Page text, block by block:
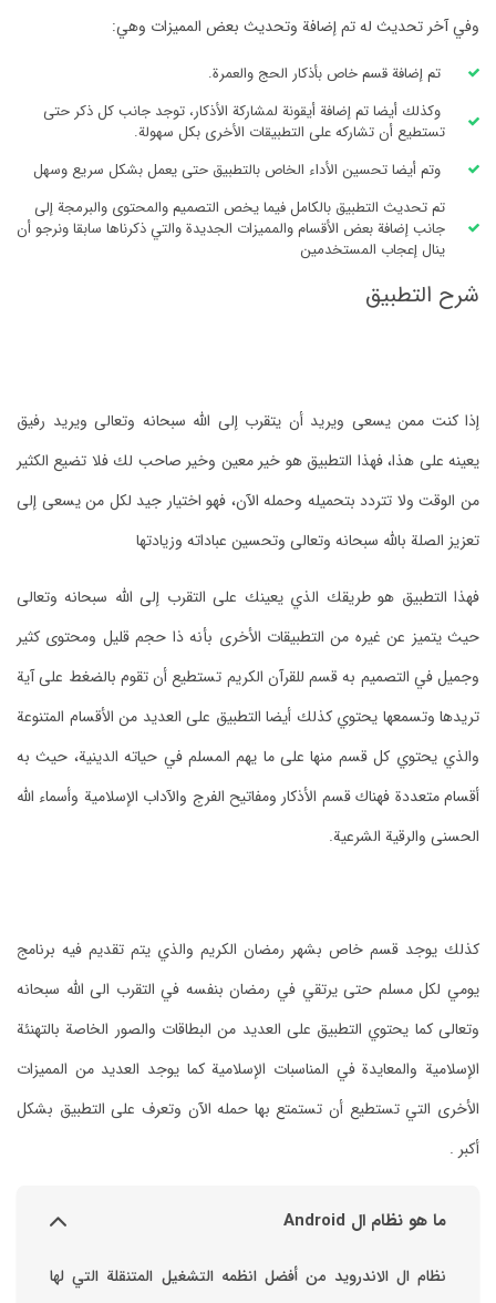
وفي آخر تحديث له تم إضافة وتحديث بعض المميزات وهي:
تم إضافة قسم خاص بأذكار الحج والعمرة.
وكذلك أيضا تم إضافة أيقونة لمشاركة الأذكار، توجد جانب كل ذكر حتى
تستطيع أن تشاركه على التطبيقات الأخرى بكل سهولة.
وتم أيضا تحسين الأداء الخاص بالتطبيق حتى يعمل بشكل سريع وسهل
تم تحديث التطبيق بالكامل فيما يخص التصميم والمحتوى والبرمجة إلى
جانب إضافة بعض الأقسام والمميزات الجديدة والتي ذكرناها سابقا ونرجو أن
ينال إعجاب المستخدمين
شرح التطبيق
إذا كنت ممن يسعى ويريد أن يتقرب إلى الله سبحانه وتعالى ويريد رفيق
يعينه على هذا، فهذا التطبيق هو خير معين وخير صاحب لك فلا تضيع الكثير
من الوقت ولا تتردد بتحميله وحمله الآن، فهو اختيار جيد لكل من يسعى إلى
تعزيز الصلة بالله سبحانه وتعالى وتحسين عباداته وزيادتها
فهذا التطبيق هو طريقك الذي يعينك على التقرب إلى الله سبحانه وتعالى
حيث يتميز عن غيره من التطبيقات الأخرى بأنه ذا حجم قليل ومحتوى كثير
وجميل في التصميم به قسم للقرآن الكريم تستطيع أن تقوم بالضغط على آية
تريدها وتسمعها يحتوي كذلك أيضا التطبيق على العديد من الأقسام المتنوعة
والذي يحتوي كل قسم منها على ما يهم المسلم في حياته الدينية، حيث به
أقسام متعددة فهناك قسم الأذكار ومفاتيح الفرج والآداب الإسلامية وأسماء الله
الحسنى والرقية الشرعية.
كذلك يوجد قسم خاص بشهر رمضان الكريم والذي يتم تقديم فيه برنامج
يومي لكل مسلم حتى يرتقي في رمضان بنفسه في التقرب الى الله سبحانه
وتعالى كما يحتوي التطبيق على العديد من البطاقات والصور الخاصة بالتهنئة
الإسلامية والمعايدة في المناسبات الإسلامية كما يوجد العديد من المميزات
الأخرى التي تستطيع أن تستمتع بها حمله الآن وتعرف على التطبيق بشكل
أكبر .
ما هو نظام ال Android
نظام ال الاندرويد من أفضل انظمه التشغيل المتنقلة التي لها